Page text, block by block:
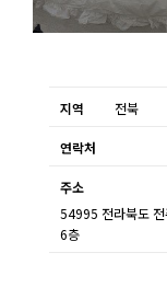
지역 전북
연락처
주소
54995 전라북도
6층